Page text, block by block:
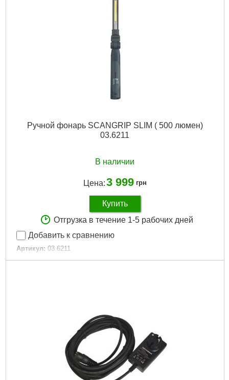
Ручной фонарь SCANGRIP SLIM ( 500 люмен)
03.6211
В наличии
Цена:3 999 грн
Купить
Отгрузка в течение 1-5 рабочих дней
Добавить к сравнению
Артикул: 03.6211
Код товара: 30.49.52